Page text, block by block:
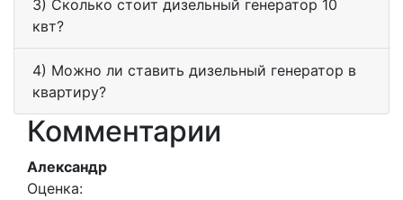
3) Сколько стоит дизельный генератор 10
квт?
4) Можно ли ставить дизельный генератор в
квартиру?
Комментарии
Александр
Оценка: